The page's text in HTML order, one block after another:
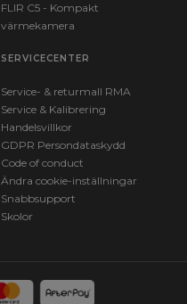
FLIR C5 - Kompakt
värmekamera
SERVICECENTER
Service- & returmall RMA
Service & Kalibrering
Handelsvillkor
GDPR Persondataskydd
Code of conduct
Ändra cookie-inställningar
Snabbsupport
Skolor